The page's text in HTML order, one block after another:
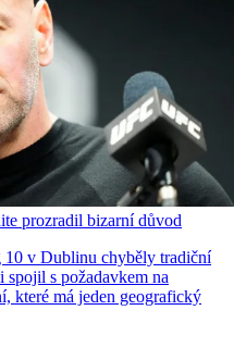
prozradil bizarní důvod
v Dublinu chyběly tradiční
s požadavkem na
které má jeden geografický